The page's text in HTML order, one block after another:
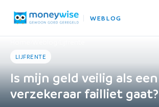
WEBLOG
LIJFRENTE
Is mijn geld veilig als een
verzekeraar failliet gaat?